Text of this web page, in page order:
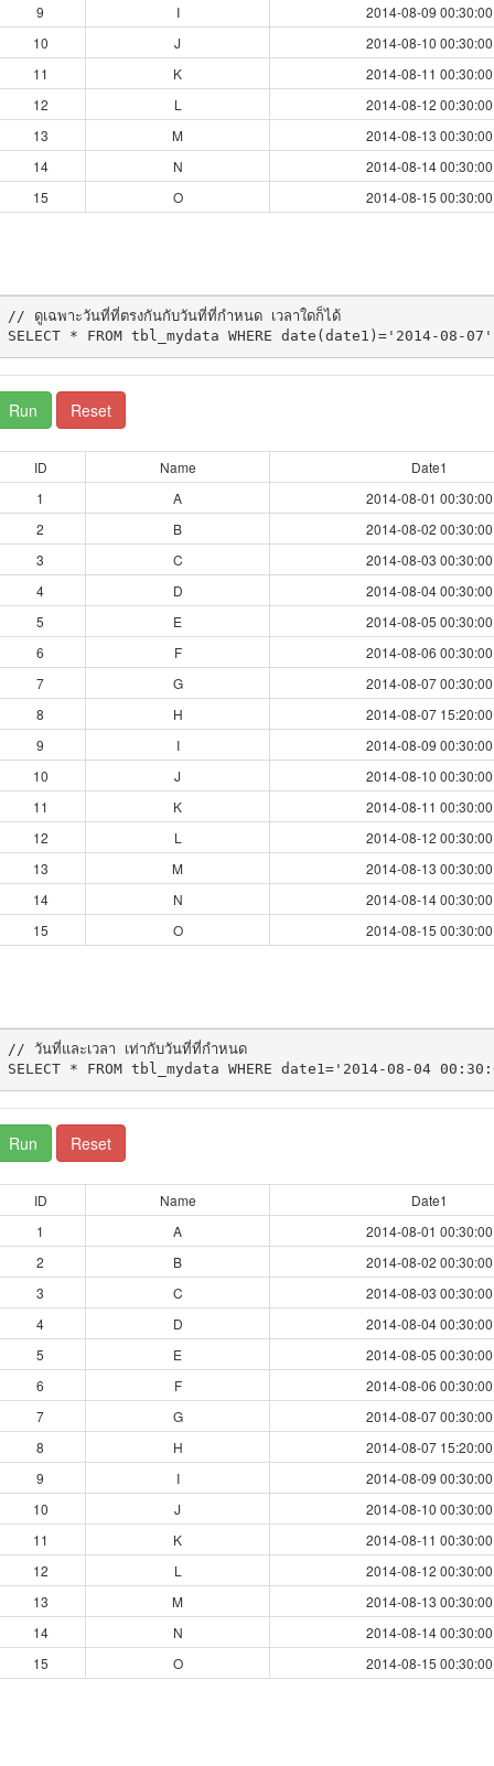
9
I
2014-08-09 00:30:00
10
J
2014-08-10 00:30:00
11
K
2014-08-11 00:30:00
12
L
2014-08-12 00:30:00
13
M
2014-08-13 00:30:00
14
N
2014-08-14 00:30:00
15
O 2014-08-15 00:30:00
// ดูเฉพาะวันที่ที่ตรงกันกับวันที่ที่กำหนด เวลาใดก็ได้
Run Reset
ID Name
Date1
1
A
2014-08-01 00:30:00
2
B
2014-08-02 00:30:00
3
C
2014-08-03 00:30:00
4
D
2014-08-04 00:30:00
5
E
2014-08-05 00:30:00
6
F
2014-08-06 00:30:00
7
G
2014-08-07 00:30:00
8
H
2014-08-07 15:20:00
9
I
2014-08-09 00:30:00
10
J
2014-08-10 00:30:00
11
K
2014-08-11 00:30:00
12
L
2014-08-12 00:30:00
13
M
2014-08-13 00:30:00
14
N
2014-08-14 00:30:00
15
O 2014-08-15 00:30:00
// วันที่และเวลา เท่ากับวันที่ที่กำหนด
Run Reset
ID Name
Date1
1
A
2014-08-01 00:30:00
2
B
2014-08-02 00:30:00
3
C
2014-08-03 00:30:00
4
D
2014-08-04 00:30:00
5
E
2014-08-05 00:30:00
6
F
2014-08-06 00:30:00
7
G
2014-08-07 00:30:00
8
H
2014-08-07 15:20:00
9
I
2014-08-09 00:30:00
10
J
2014-08-10 00:30:00
11
K
2014-08-11 00:30:00
12
L
2014-08-12 00:30:00
13
M
2014-08-13 00:30:00
14
N
2014-08-14 00:30:00
15
O 2014-08-15 00:30:00